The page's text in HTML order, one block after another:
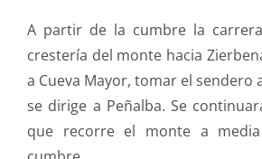
A partir de la cumbre la
crestería del monte hacia
a Cueva Mayor, tomar el sendero
se dirige a Peñalba. Se
que recorre el monte a